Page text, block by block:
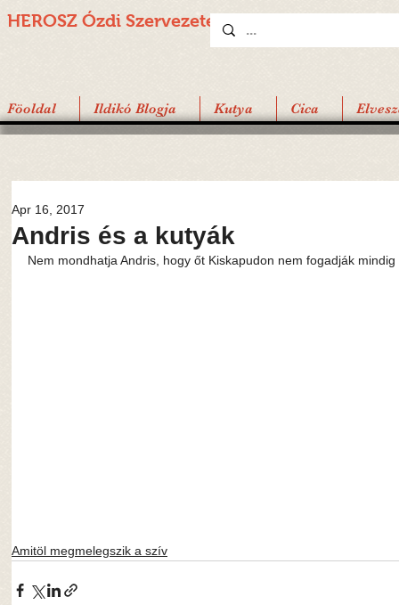
HEROSZ Ózdi Szervezete
Föoldal Ildikó Blogja Kutya Cica
Andris és a kutyák
Apr 16, 2017
Nem mondhatja Andris, hogy őt Kiskapudon nem fogadják
Amitöl megmelegszik a szív